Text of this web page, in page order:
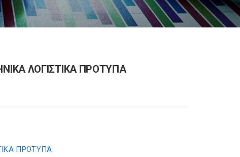
ΛΟΓΙΣΤΙΚΑ ΠΡΟΤΥΠΑ
ΠΡΟΤΥΠΑ